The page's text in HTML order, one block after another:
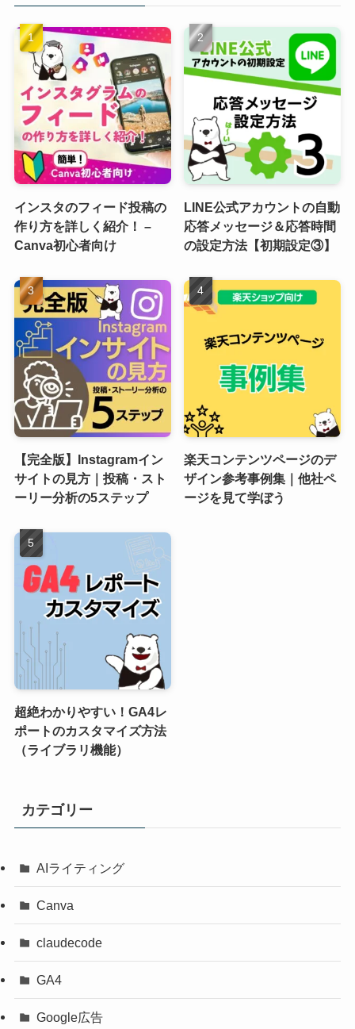
インスタのフィード投稿の
作り方を詳しく紹介！ –
Canva初心者向け
LINE公式アカウントの自動
応答メッセージ＆応答時間
の設定方法【初期設定③】
【完全版】Instagramイン
サイトの見方｜投稿・スト
ーリー分析の5ステップ
楽天コンテンツページのデ
ザイン参考事例集｜他社ペ
ージを見て学ぼう
超絶わかりやすい！GA4レ
ポートのカスタマイズ方法
（ライブラリ機能）
カテゴリー
AIライティング
Canva
claudecode
GA4
Google広告